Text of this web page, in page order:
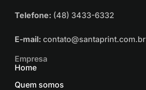
Telefone: (48) 3433-6332
E-mail: contato@santaprint.com.br
Empresa
Home
Quem somos